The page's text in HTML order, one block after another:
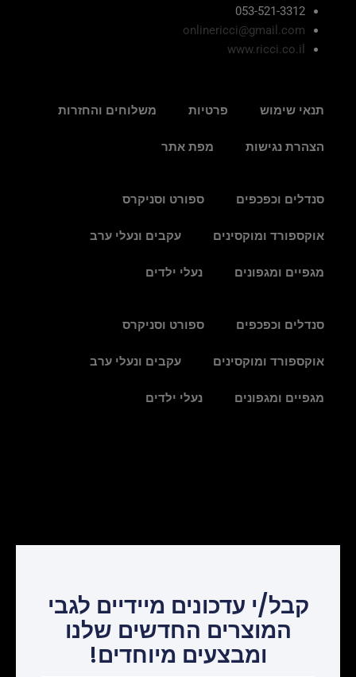
053-521-3312
onlinericci@gmail.com
www.ricci.co.il
תנאי שימוש פרטיות משלוחים והחזרות
הצהרת נגישות מפת אתר
סנדלים וכפכפים ספורט וסניקרס
אוקספורד ומוקסינים עקבים ונעלי ערב
מגפיים ומגפונים נעלי ילדים
סנדלים וכפכפים ספורט וסניקרס
אוקספורד ומוקסינים עקבים ונעלי ערב
מגפיים ומגפונים נעלי ילדים
קבל/י עדכונים מיידיים לגבי
המוצרים החדשים שלנו
ומבצעים מיוחדים!